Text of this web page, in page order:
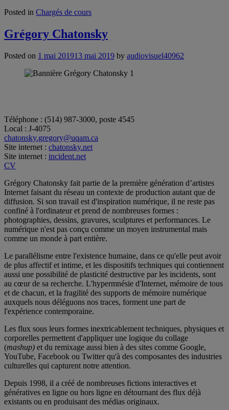
Posted in Chargés de cours
Grégory Chatonsky
Posted on 1 mai 201913 mai 2019 by audiovisuel40962
Téléphone : (514) 987-3000, poste 4545
Local : J-4075
chatonsky.gregory@uqam.ca
Site internet : chatonsky.net
Site internet : incident.net
CV
Grégory Chatonsky fait partie de la première génération d’artistes
Internet faisant du réseau un contexte de production autant que de
diffusion. Si son travail est d'inspiration numérique, il ne reste pas
confiné à l'ordinateur et prend de nombreuses formes :
photographies, dessins, gravures, sculptures et performances. Le
numérique n'est pas conçu comme un moyen instrumental mais
comme un monde à part entière.
Le parallélisme entre l'existence humaine, dans ce qu'elle peut avoir
de plus affectif et intime, et les dispositifs techniques qui contiennent
aussi une possibilité de plasticité destructive par les incidents, sont
au cœur de sa recherche. L'hypermnésie d'Internet, mémoire de tous
et de chacun, et la fragilité des supports de mémoire numérique
auxquels nous déléguons nos traces, forment une part de
l'expérience contemporaine.
Les flux sous leurs formes inextricablement techniques, physiques et
corporelles permettent d'appliquer une logique du collage
(mashup) et du remixage aussi bien à des sites comme Google,
YouTube, Facebook ou Twitter qu'à des composantes des industries
culturelles qui capturent notre attention.
Depuis 1998, il a créé de nombreuses fictions interactives et
génératives en ligne ou hors ligne en détournant des flux déjà
existants ou en produisant des médias originaux.